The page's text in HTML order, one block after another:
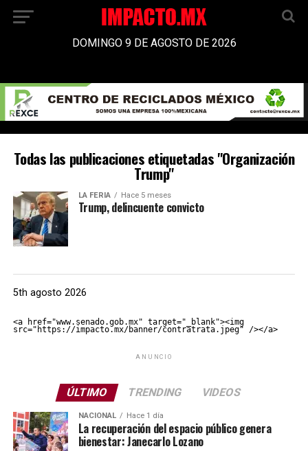
DOMINGO 9 DE AGOSTO DE 2026
Todas las publicaciones etiquetadas "Organización
Trump"
LA FERIA Hace 5 meses
Trump, delincuente convicto
5th agosto 2026
<a href="www.senado.gob.mx" target="_blank"><img
src="https://impacto.mx/banner/contratrata.jpeg" /></a>
ANUNCIO
ÚLTIMO TRENDING VIDEOS
NACIONAL Hace 1 día
La recuperación del espacio público genera
bienestar: Janecarlo Lozano